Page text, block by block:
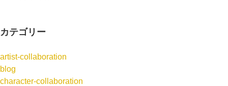
カテゴリー
artist-collaboration
blog
character-collaboration